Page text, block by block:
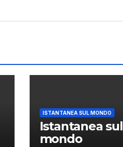
ISTANTANEA SUL MONDO
Istantanea sul
mondo